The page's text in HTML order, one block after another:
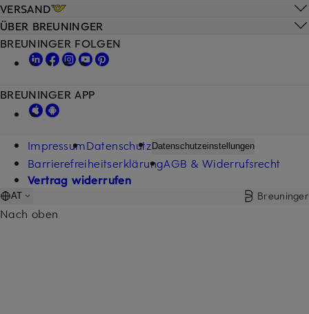
VERSAND
ÜBER BREUNINGER
BREUNINGER FOLGEN
BREUNINGER APP
ImpressumDatenschutz Datenschutzeinstellungen
BarrierefreiheitserklärungAGB & Widerrufsrecht
Vertrag widerrufen
AT Breuninger
Nach oben